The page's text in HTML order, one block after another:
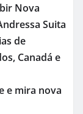
Nova
Suita
de
Canadá e
e mira nova